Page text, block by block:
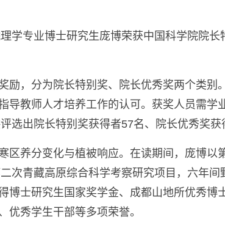
学专业博士研究生庞博荣获中国科学院院长
励，分为院长特别奖、院长优秀奖两个类别
教师人才培养工作的认可。获奖人员需学
选出院长特别奖获得者57名、 院长优秀奖获
区养分变化与植被响应。在读期间，庞博以
次青藏高原综合科学考察研究项目，六年
博士研究生国家奖学金、成都山地所优秀博
秀学生干部等多项荣誉。